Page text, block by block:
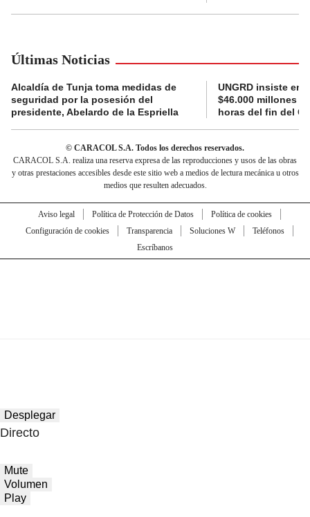
Últimas Noticias
Alcaldía de Tunja toma medidas de
seguridad por la posesión del
presidente, Abelardo de la Espriella
UNGRD insiste en
$46.000 millones
horas del fin del
© CARACOL S.A. Todos los derechos reservados.
CARACOL S.A. realiza una reserva expresa de las reproducciones y usos de las obras
y otras prestaciones accesibles desde este sitio web a medios de lectura mecánica u otros
medios que resulten adecuados.
Aviso legal Política de Protección de Datos
Política de cookies
Configuración de cookies
Transparencia Soluciones W
Teléfonos
Escríbanos
Desplegar
Directo
Mute
Volumen
Play